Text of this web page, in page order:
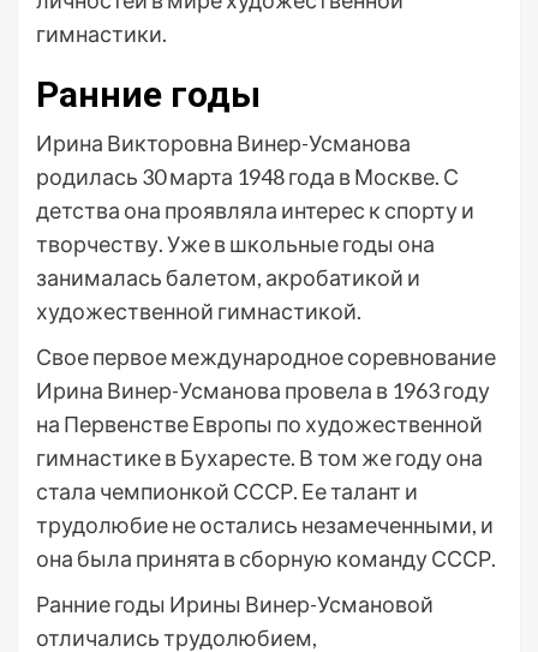
гимнастики.
Ранние годы
Ирина Викторовна Винер-Усманова
родилась 30 марта 1948 года в Москве. С
детства она проявляла интерес к спорту и
творчеству. Уже в школьные годы она
занималась балетом, акробатикой и
художественной гимнастикой.
Свое первое международное соревнование
Ирина Винер-Усманова провела в 1963 году
на Первенстве Европы по художественной
гимнастике в Бухаресте. В том же году она
стала чемпионкой СССР. Ее талант и
трудолюбие не остались незамеченными, и
она была принята в сборную команду СССР.
Ранние годы Ирины Винер-Усмановой
отличались трудолюбием,